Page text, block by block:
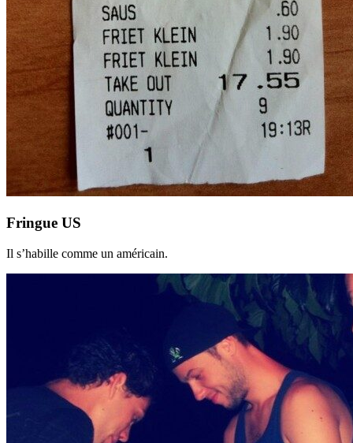
Fringue US
Il s’habille comme un américain.